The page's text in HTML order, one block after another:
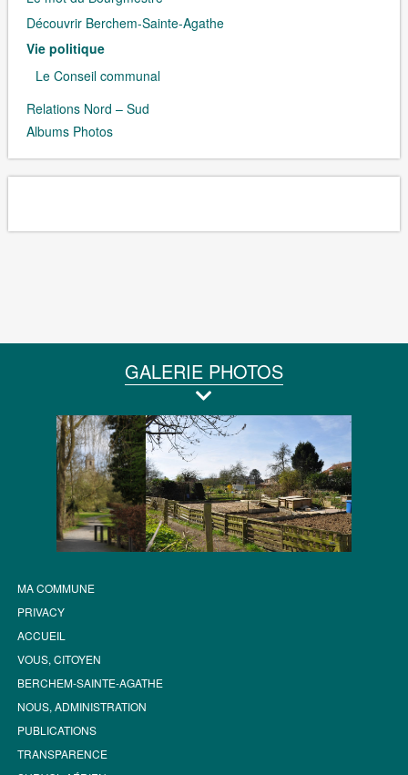
Découvrir Berchem-Sainte-Agathe
Vie politique
Le Conseil communal
Relations Nord – Sud
Albums Photos
GALERIE PHOTOS
MA COMMUNE
PRIVACY
ACCUEIL
VOUS, CITOYEN
BERCHEM-SAINTE-AGATHE
NOUS, ADMINISTRATION
PUBLICATIONS
TRANSPARENCE